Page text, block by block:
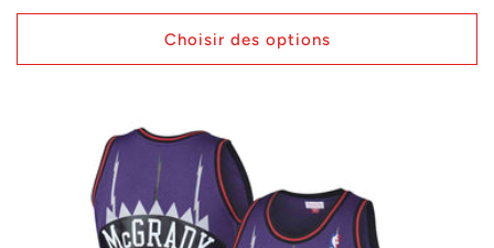
habituel
Choisir des options